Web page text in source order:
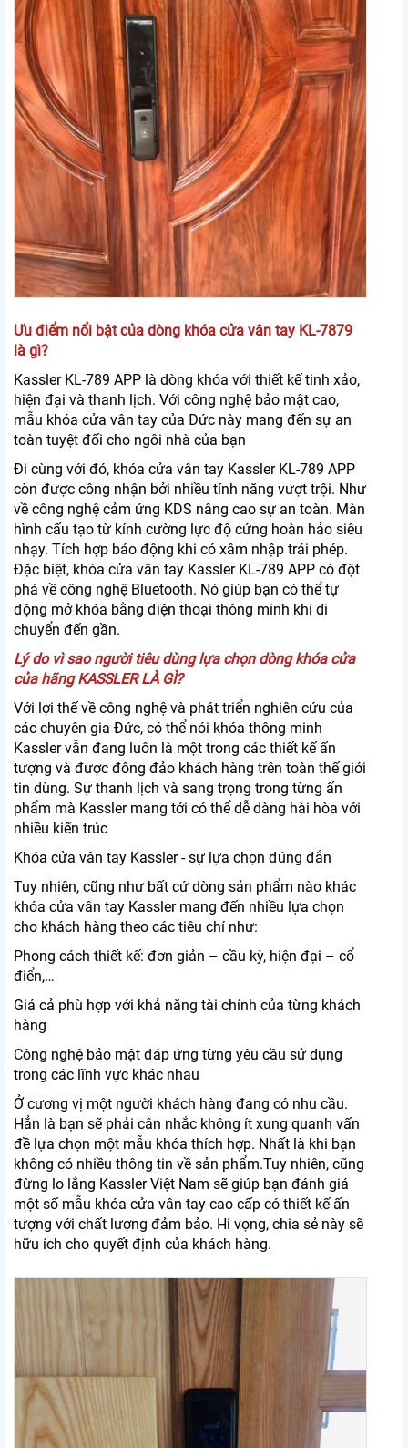
Ưu điểm nổi bật của dòng khóa cửa vân tay KL-7879
là gì?
Kassler KL-789 APP là dòng khóa với thiết kế tinh xảo,
hiện đại và thanh lịch. Với công nghệ bảo mật cao,
mẫu khóa cửa vân tay của Đức này mang đến sự an
toàn tuyệt đối cho ngôi nhà của bạn
Đi cùng với đó, khóa cửa vân tay Kassler KL-789 APP
còn được công nhận bởi nhiều tính năng vượt trội. Như
về công nghệ cảm ứng KDS nâng cao sự an toàn. Màn
hình cấu tạo từ kính cường lực độ cứng hoàn hảo siêu
nhạy. Tích hợp báo động khi có xâm nhập trái phép.
Đặc biệt, khóa cửa vân tay Kassler KL-789 APP có đột
phá về công nghệ Bluetooth. Nó giúp bạn có thể tự
động mở khóa bằng điện thoại thông minh khi di
chuyển đến gần.
Lý do vì sao người tiêu dùng lựa chọn dòng khóa cửa
của hãng KASSLER LÀ GÌ?
Với lợi thế về công nghệ và phát triển nghiên cứu của
các chuyên gia Đức, có thể nói khóa thông minh
Kassler vẫn đang luôn là một trong các thiết kế ấn
tượng và được đông đảo khách hàng trên toàn thế giới
tin dùng. Sự thanh lịch và sang trọng trong từng ấn
phẩm mà Kassler mang tới có thể dễ dàng hài hòa với
nhiều kiến trúc
Khóa cửa vân tay Kassler - sự lựa chọn đúng đắn
Tuy nhiên, cũng như bất cứ dòng sản phẩm nào khác
khóa cửa vân tay Kassler mang đến nhiều lựa chọn
cho khách hàng theo các tiêu chí như:
Phong cách thiết kế: đơn giản – cầu kỳ, hiện đại – cổ
điển,…
Giá cả phù hợp với khả năng tài chính của từng khách
hàng
Công nghệ bảo mật đáp ứng từng yêu cầu sử dụng
trong các lĩnh vực khác nhau
Ở cương vị một người khách hàng đang có nhu cầu.
Hẳn là bạn sẽ phải cân nhắc không ít xung quanh vấn
đề lựa chọn một mẫu khóa thích hợp. Nhất là khi bạn
không có nhiều thông tin về sản phẩm.Tuy nhiên, cũng
đừng lo lắng Kassler Việt Nam sẽ giúp bạn đánh giá
một số mẫu khóa cửa vân tay cao cấp có thiết kế ấn
tượng với chất lượng đảm bảo. Hi vọng, chia sẻ này sẽ
hữu ích cho quyết định của khách hàng.